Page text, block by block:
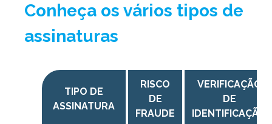
Conheça os vários tipos de
assinaturas
TIPO DE
ASSINATURA
RISCO
DE
FRAUDE
VERIFICAÇÃO
DE
IDENTIFICAÇÃO